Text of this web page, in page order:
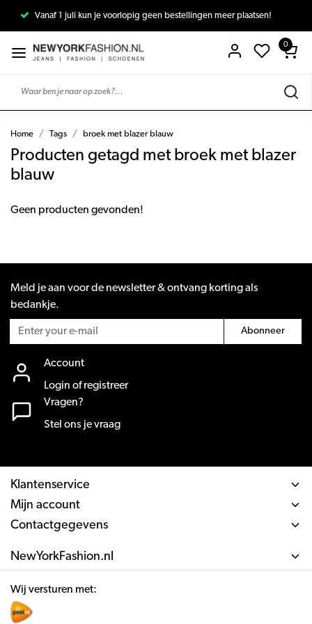
Vanaf 1 juli kun je voorlopig geen bestellingen meer plaatsen!
0
Home Tags broek met blazer blauw
Producten getagd met broek met blazer
blauw
Geen producten gevonden!
Meld je aan voor de newsletter & ontvang korting als
bedankje.
Abonneer
Account
Login of registreer
Vragen?
Stel ons je vraag
Klantenservice
Mijn account
Contactgegevens
NewYorkFashion.nl
Wij versturen met: